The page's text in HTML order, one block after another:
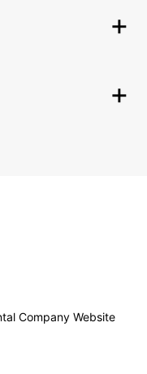
Company Website